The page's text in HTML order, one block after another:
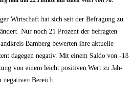
Wirt­schaft hat sich seit der Befra­gung zu
Nur noch 21 Pro­zent der befrag­ten
Bam­berg bewer­ten ihre aktu­el­le
dage­gen nega­tiv. Mit einem Sal­do von ‑18
von einem leicht posi­ti­ven Wert zu Jah­
nega­ti­ven Bereich.